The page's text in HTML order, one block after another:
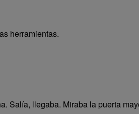
herramientas.
Salía, llegaba. Miraba la puerta